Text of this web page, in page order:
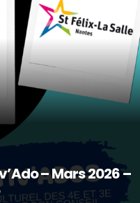
– Mars 2026 –